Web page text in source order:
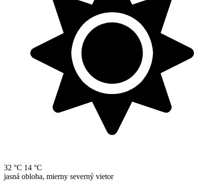
32 °C 14 °C
jasná obloha, mierny severný vietor